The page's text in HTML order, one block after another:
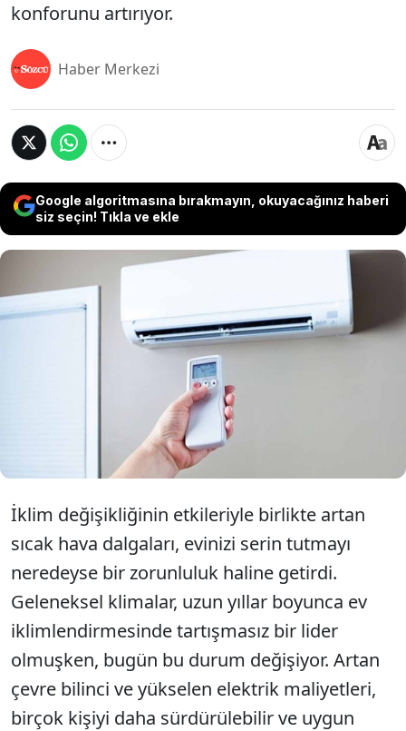
konforunu artırıyor.
Haber Merkezi
Google algoritmasına bırakmayın, okuyacağınız haberi
siz seçin! Tıkla ve ekle
Son yıllarda iklimlendirme teknolojileri hızla
gelişirken, geleneksel klimaların yerini daha
çevreci ve yenilikçi çözümler almaya başladı.
Yeni nesil serinleme sistemleri, hem enerji
tasarrufu sağlıyor hem de iç mekan konforunu
İklim değişikliğinin etkileriyle birlikte artan
sıcak hava dalgaları, evinizi serin tutmayı
neredeyse bir zorunluluk haline getirdi.
Geleneksel klimalar, uzun yıllar boyunca ev
iklimlendirmesinde tartışmasız bir lider
olmuşken, bugün bu durum değişiyor. Artan
çevre bilinci ve yükselen elektrik maliyetleri,
birçok kişiyi daha sürdürülebilir ve uygun